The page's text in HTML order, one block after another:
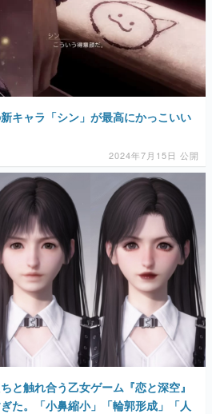
キャラ「シン」が最高にかっこいい
2024年7月15日 公開
と触れ合う乙女ゲーム『恋と深空』
た。「小鼻縮小」「輪郭形成」「人